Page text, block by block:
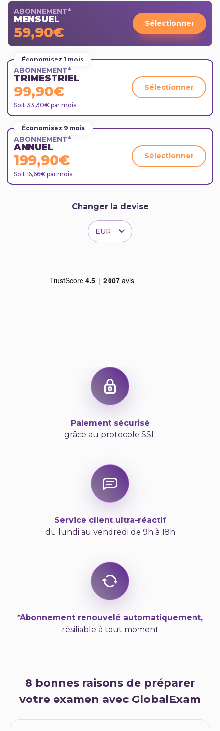
ABONNEMENT*
MENSUEL
59,90€
Sélectionner
Économisez 1 mois
ABONNEMENT*
TRIMESTRIEL
99,90€
Soit 33,30€ par mois
Sélectionner
Économisez 9 mois
ABONNEMENT*
ANNUEL
199,90€
Soit 16,66€ par mois
Sélectionner
Changer la devise
EUR
Paiement sécurisé
grâce au protocole SSL
Service client ultra-réactif
du lundi au vendredi de 9h à 18h
*Abonnement renouvelé automatiquement,
résiliable à tout moment
8 bonnes raisons de préparer
votre examen avec GlobalExam